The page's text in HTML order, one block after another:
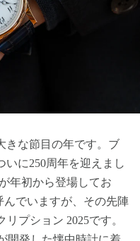
きな節目の年です。ブ
いに250周年を迎えまし
年初から登場してお
んでいますが、その先陣
プション 2025です。